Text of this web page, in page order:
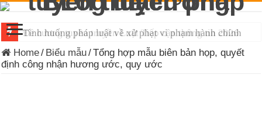
Đề cương tuyên truyền Luật Tiếp cận thông tin 2026
Home/ Biểu mẫu/Tổng hợp mẫu biên bản họp, quyết
định công nhận hương ước, quy ước